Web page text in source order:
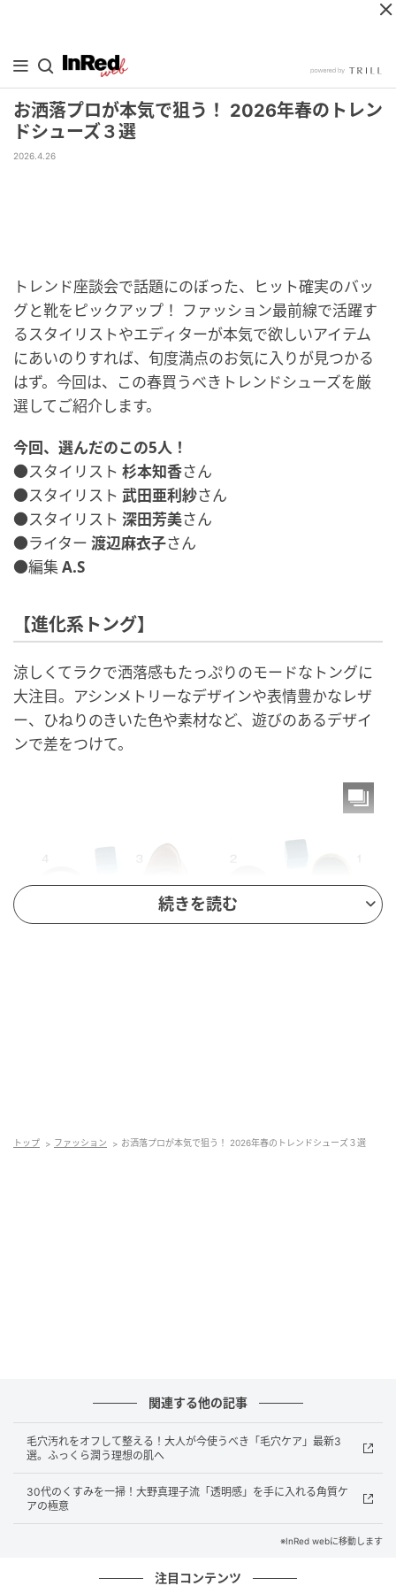
お洒落プロが本気で狙う！ 2026年春のトレン
ドシューズ３選
2026.4.26
トレンド座談会で話題にのぼった、ヒット確実のバッ
グと靴をピックアップ！ ファッション最前線で活躍す
るスタイリストやエディターが本気で欲しいアイテム
にあいのりすれば、旬度満点のお気に入りが見つかる
はず。今回は、この春買うべきトレンドシューズを厳
選してご紹介します。
今回、選んだのこの5人！
●スタイリスト 杉本知香さん
●スタイリスト 武田亜利紗さん
●スタイリスト 深田芳美さん
●ライター 渡辺麻衣子さん
●編集 A.S
【進化系トング】
涼しくてラクで洒落感もたっぷりのモードなトングに
大注目。アシンメトリーなデザインや表情豊かなレザ
ー、ひねりのきいた色や素材など、遊びのあるデザイ
ンで差をつけて。
かりサポートしてくれるので歩きやすい。靴［Ｈ
1］¥69,300(ネブローニ)4.2本のストラップで支える
プリミティブなミニマルさが新鮮。ヌーディでリゾー
トライクな足元に。サンダル［H0.5］¥25,300(ラオコ
ンテ／デ・プレ)
シンプルなコーディネイトをお洒落に見せてくれるス
続きを読む
トップ ファッション お洒落プロが本気で狙う！ 2026年春のトレンドシューズ３選
関連する他の記事
毛穴汚れをオフして整える！大人が今使うべき「毛穴ケア」最新3
選。ふっくら潤う理想の肌へ
30代のくすみを一掃！大野真理子流「透明感」を手に入れる角質ケ
アの極意
※InRed webに移動します
注目コンテンツ